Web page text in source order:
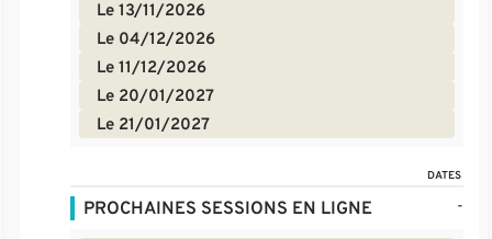
Le 13/11/2026
Le 04/12/2026
Le 11/12/2026
Le 20/01/2027
Le 21/01/2027
DATES
PROCHAINES SESSIONS EN LIGNE -